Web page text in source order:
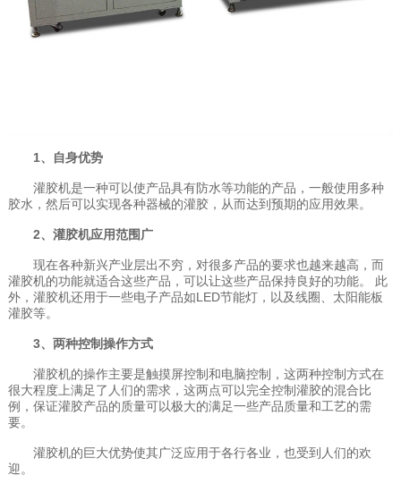
1、自身优势
灌胶机是一种可以使产品具有防水等功能的产品，一般使用多种
胶水，然后可以实现各种器械的灌胶，从而达到预期的应用效果。
2、灌胶机应用范围广
现在各种新兴产业层出不穷，对很多产品的要求也越来越高，而
灌胶机的功能就适合这些产品，可以让这些产品保持良好的功能。 此
外，灌胶机还用于一些电子产品如LED节能灯，以及线圈、太阳能板
灌胶等。
3、两种控制操作方式
灌胶机的操作主要是触摸屏控制和电脑控制，这两种控制方式在
很大程度上满足了人们的需求，这两点可以完全控制灌胶的混合比
例，保证灌胶产品的质量可以极大的满足一些产品质量和工艺的需
要。
灌胶机的巨大优势使其广泛应用于各行各业，也受到人们的欢
迎。